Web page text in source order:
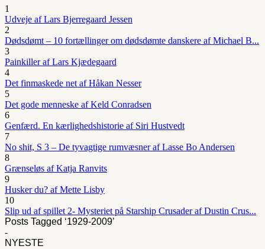
1
Udveje af Lars Bjerregaard Jessen
2
Dødsdømt – 10 fortællinger om dødsdømte danskere af Michael B...
3
Painkiller af Lars Kjædegaard
4
Det finmaskede net af Håkan Nesser
5
Det gode menneske af Keld Conradsen
6
Genfærd. En kærlighedshistorie af Siri Hustvedt
7
No shit, S 3 – De tyvagtige rumvæsner af Lasse Bo Andersen
8
Grænseløs af Katja Ranvits
9
Husker du? af Mette Lisby
10
Slip ud af spillet 2- Mysteriet på Starship Crusader af Dustin Crus...
Posts Tagged ‘1929-2009’
-
NYESTE